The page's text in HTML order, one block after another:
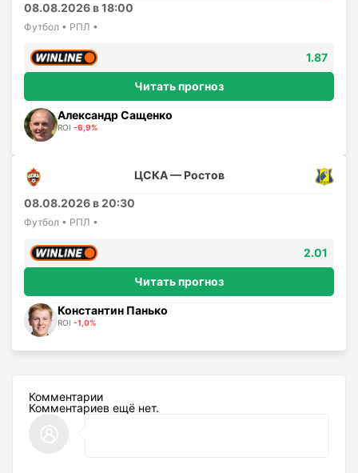
08.08.2026 в 18:00
Футбол • РПЛ •
1.87
Читать прогноз
Александр Сащенко
ROI -6,9%
ЦСКА — Ростов
08.08.2026 в 20:30
Футбол • РПЛ •
2.01
Читать прогноз
Константин Панько
ROI -1,0%
Комментарии
Комментариев ещё нет.